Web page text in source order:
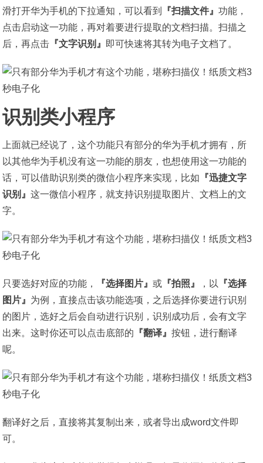
滑打开华为手机的下拉通知，可以看到
『扫描文件』功能，
点击启动这一功能，再对着要进行提取的文档扫描。扫描之
后，再点击 『文字识别』 即可快速将其转为电子文档了。
识别类小程序
上面就已经说了，这个功能只有部分的华为手机才拥有，所
以其他华为手机没有这一功能的朋友，也想使用这一功能的
话，可以借助识别类的微信小程序来实现，比如 『迅捷文字
识别』这一微信小程序，就支持识别提取图片、文档上的文
字。
只要选好对应的功能， 『选择图片』或 『拍照』 ，以
『选择
图片』 为例，直接点击该功能选项，之后选择你要进行识别
的图片，选好之后会自动进行识别，识别成功后，会有文字
出来。这时你还可以点击底部的 『翻译』按钮，进行翻译
呢。
翻译好之后，直接将其复制出来，或者导出成word文件即
可。